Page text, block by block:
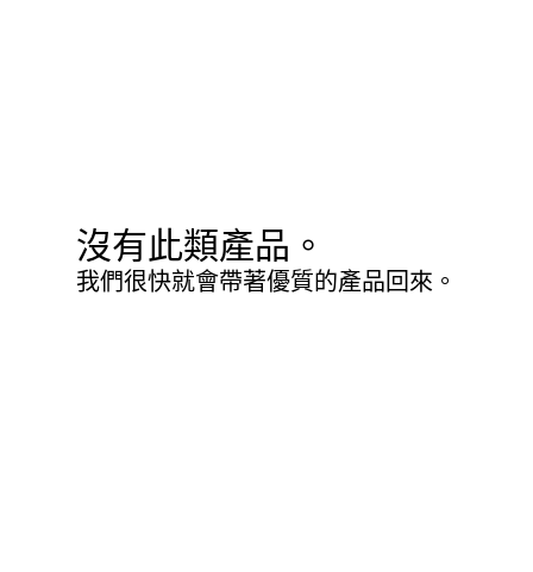
沒有此類產品。
我們很快就會帶著優質的產品回來。